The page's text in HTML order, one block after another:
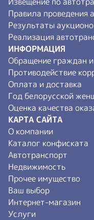
Правила проведения
Результаты
Реализация
ИНФОРМАЦИЯ
Обращение граждан
Противодействие
Оплата и доставка
Год белорусской
Оценка качества
КАРТА САЙТА
О компании
Каталог конфиската
Автотранспорт
Недвижимость
Прочее имущество
Ваш выбор
Интернет-магазин
Услуги